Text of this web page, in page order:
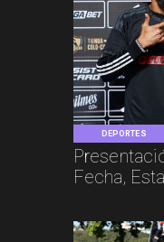
DEPORTES
Fecha,